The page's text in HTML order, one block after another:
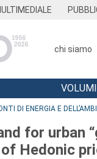
chi siamo
VOLUMI
DI ENERGIA E
for urban
Hedonic